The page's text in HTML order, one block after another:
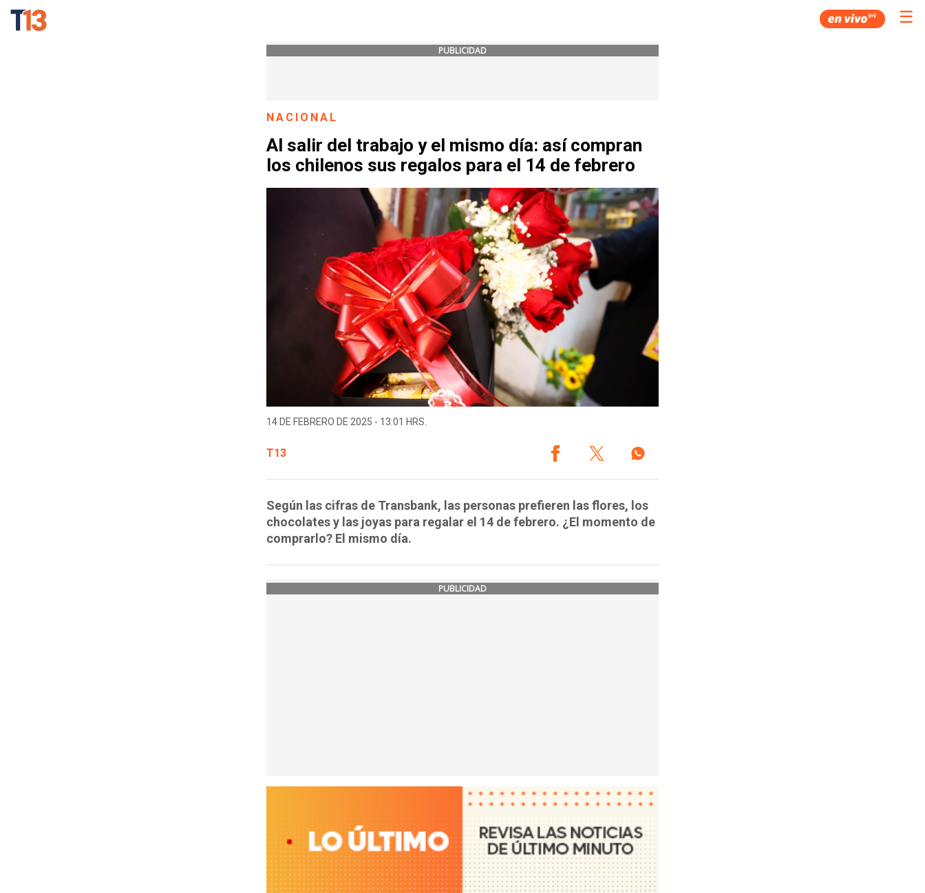
☰
PUBLICIDAD
NACIONAL
Al salir del trabajo y el mismo día: así compran
los chilenos sus regalos para el 14 de febrero
14 DE FEBRERO DE 2025 - 13:01 HRS.
T13
Según las cifras de Transbank, las personas prefieren las flores, los
chocolates y las joyas para regalar el 14 de febrero. ¿El momento de
comprarlo? El mismo día.
PUBLICIDAD